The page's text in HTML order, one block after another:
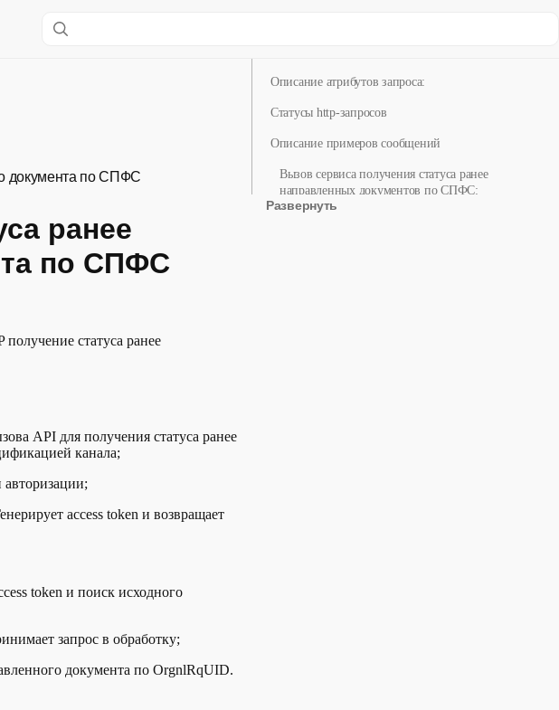
документа по СПФС
ранее
по СПФС
статуса ранее
API для получения статуса ранее
канала;
access token и возвращает
token и поиск исходного
запрос в обработку;
документа по OrgnlRqUID.
Описание атрибутов запроса:
Статусы http-запросов
Описание примеров сообщений
Вызов сервиса получения статуса ранее
направленных документов по СПФС:
Развернуть